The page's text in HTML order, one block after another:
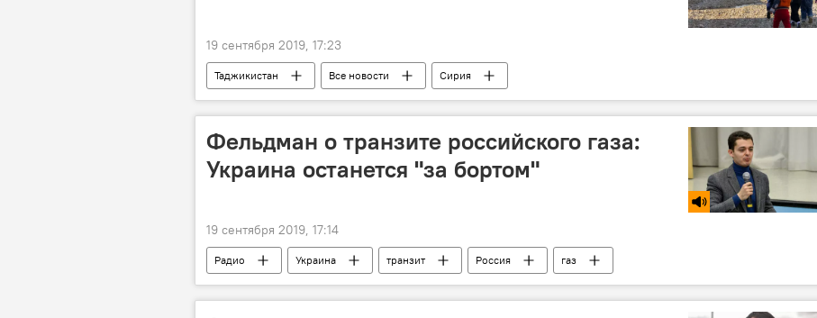
19 сентября 2019, 17:23
Таджикистан Все новости Сирия
Фельдман о транзите российского газа:
Украина останется "за бортом"
19 сентября 2019, 17:14
Радио Украина транзит Россия газ